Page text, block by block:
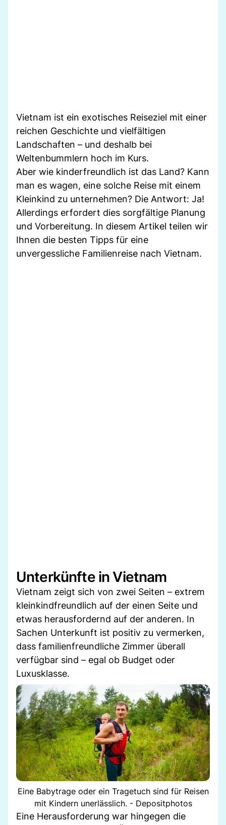
Vietnam ist ein exotisches Reiseziel mit einer
reichen Geschichte und vielfältigen
Landschaften – und deshalb bei
Weltenbummlern hoch im Kurs.
Aber wie kinderfreundlich ist das Land? Kann
man es wagen, eine solche Reise mit einem
Kleinkind zu unternehmen? Die Antwort: Ja!
Allerdings erfordert dies sorgfältige Planung
und Vorbereitung. In diesem Artikel teilen wir
Ihnen die besten Tipps für eine
unvergessliche Familienreise nach Vietnam.
Unterkünfte in Vietnam
Vietnam zeigt sich von zwei Seiten – extrem
kleinkindfreundlich auf der einen Seite und
etwas herausfordernd auf der anderen. In
Sachen Unterkunft ist positiv zu vermerken,
dass familienfreundliche Zimmer überall
verfügbar sind – egal ob Budget oder
Luxusklasse.
Eine Babytrage oder ein Tragetuch sind für Reisen
mit Kindern unerlässlich. - Depositphotos
Eine Herausforderung war hingegen die